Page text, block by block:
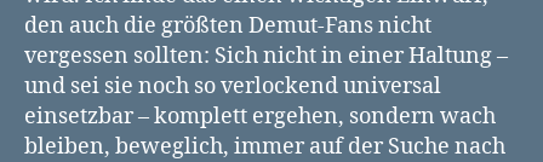
den auch die größten Demut-Fans nicht
vergessen sollten: Sich nicht in einer Haltung –
und sei sie noch so verlockend universal
einsetzbar – komplett ergehen, sondern wach
bleiben, beweglich, immer auf der Suche nach